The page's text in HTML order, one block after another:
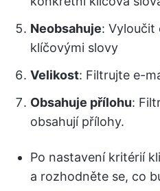
Neobsahuje: Vyloučit
klíčovými slovy
Velikost: Filtrujte e-
Obsahuje přílohu:
obsahují přílohy.
Po nastavení kritérií
a rozhodněte se, co